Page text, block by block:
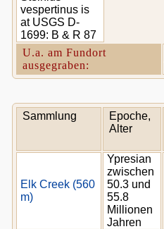
vespertinus is
at USGS D-
1699: B & R 87
U.a. am Fundort
ausgegraben:
Sammlung
Epoche,
Alter
Elk Creek (560
m)
Ypresian
zwischen
50.3 und
55.8
Millionen
Jahren